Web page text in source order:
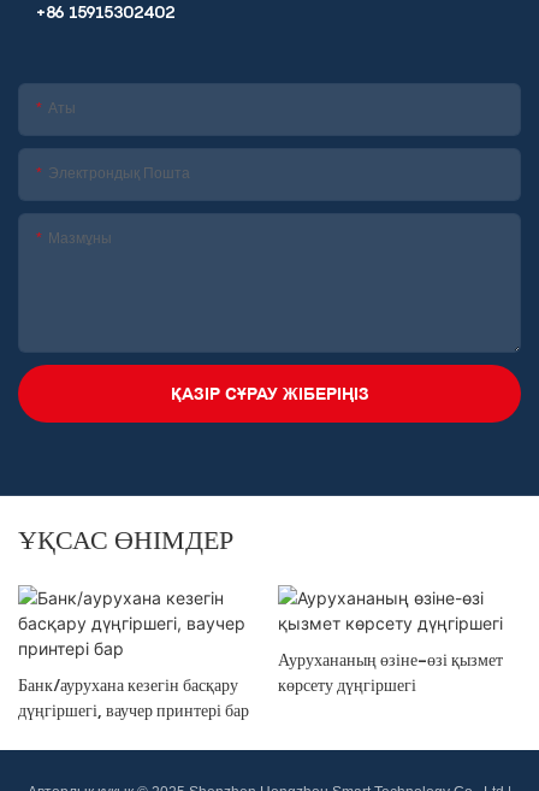
+86 15915302402
Аты
Электрондық Пошта
Мазмұны
ҚАЗІР СҰРАУ ЖІБЕРІҢІЗ
ҰҚСАС ӨНІМДЕР
Банк/аурухана кезегін басқару
дүңгіршегі, ваучер принтері бар
Аурухананың өзіне-өзі қызмет
көрсету дүңгіршегі